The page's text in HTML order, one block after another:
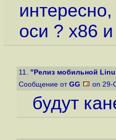
оси ? x86
11. "Релиз мобильной
Сообщение от GG on 29-
будут